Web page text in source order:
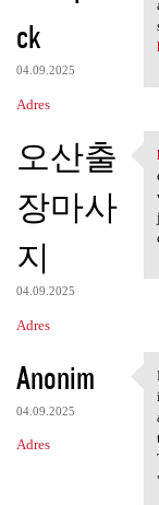
ck
04.09.2025
Adres
오산출
장마사
지
04.09.2025
Adres
Anonim
04.09.2025
Adres
I